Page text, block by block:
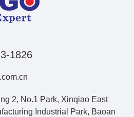
1826
2, No.1 Park, Xinqiao East
Industrial Park, Baoan